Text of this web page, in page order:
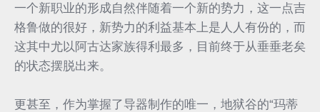
一个新职业的形成自然伴随着一个新的势力，这一点吉
格鲁做的很好，新势力的利益基本上是人人有份的，而
这其中尤以阿古达家族得利最多，目前终于从垂垂老矣
的状态摆脱出来。
更甚至，作为掌握了导器制作的唯一，地狱谷的“玛蒂